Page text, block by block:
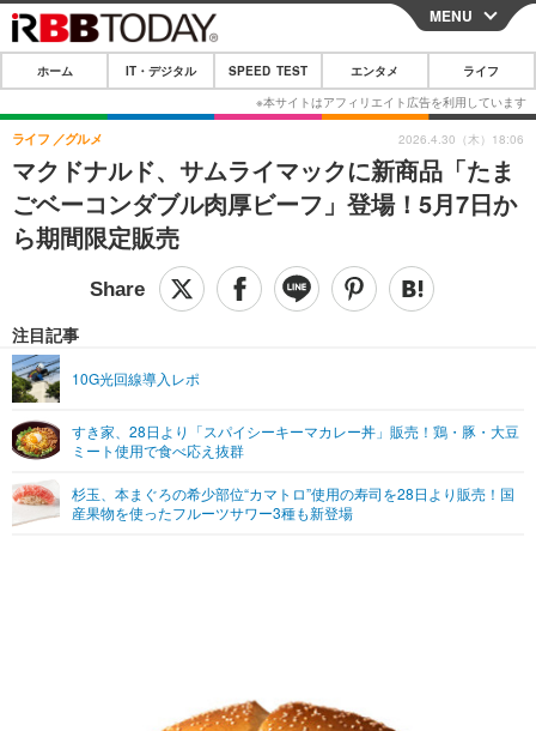
CLOSE
ホーム
IT・デジタル
IT・デジタルTOP スマートフォン
ネタ
ショッピング その他
SPEED TEST
エンタメ
エンタメTOP 映画・ドラマ
音楽
グラビア ブログ
ペット
その他
リリース一覧
プッシュ通知の停止方法
MENU
ホーム IT・デジタル SPEED TEST エンタメ ライフ
マクドナルド、サムライマックに新商品「たま
ごベーコンダブル肉厚ビーフ」登場！5月7日か
ら期間限定販売
ライフ グルメ
注目記事
10G光回線導入レポ
すき家、28日より「スパイシーキーマカレー丼」販売！鶏・豚・大豆
ミート使用で食べ応え抜群
杉玉、本まぐろの希少部位“カマトロ”使用の寿司を28日より販売！国
産果物を使ったフルーツサワー3種も新登場
2026.4.30（木）18:06